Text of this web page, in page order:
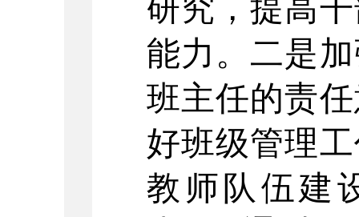
研究，提高
能力。二是
班主任的责
好班级管理
教师队伍建